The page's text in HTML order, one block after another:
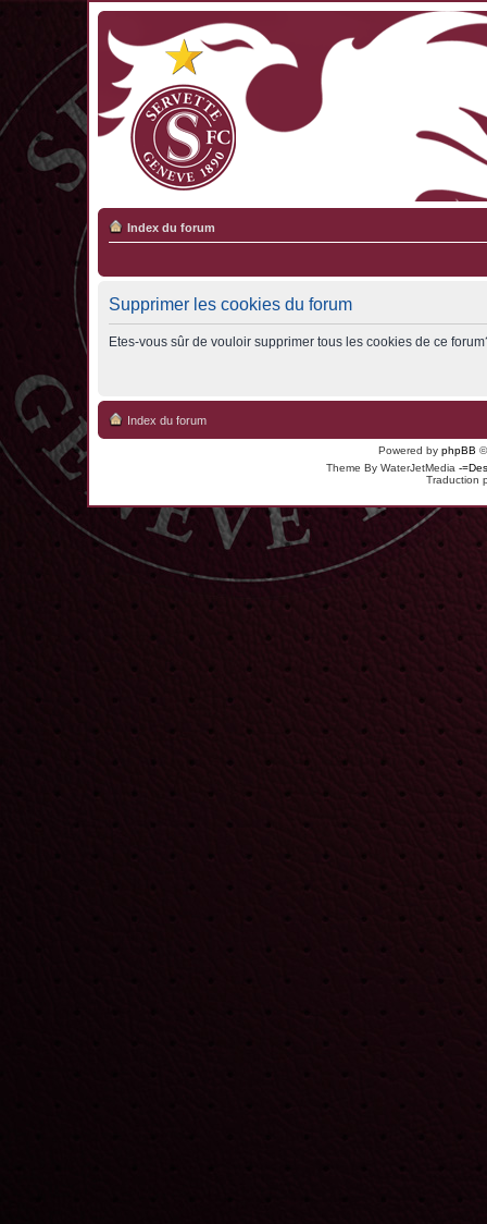
Index du forum
Supprimer les cookies du forum
Etes-vous sûr de vouloir supprimer tous les cookies de ce
Index du forum
Powered by phpBB
Theme By WaterJetMedia -
Traduction